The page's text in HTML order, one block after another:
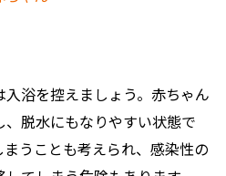
浴を控えましょう。赤ちゃん
脱水にもなりやすい状態で
うことも考えられ、感染性の